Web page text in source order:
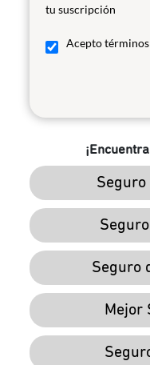
tu suscripción
Acepto
Seguro
Seguro
Mejor